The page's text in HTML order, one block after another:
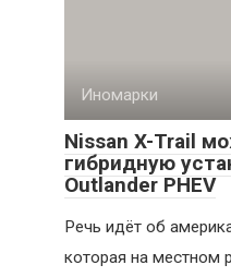
Иномарки
Nissan X-Trail
гибридную
Outlander PHEV
Речь идёт об
которая на местном